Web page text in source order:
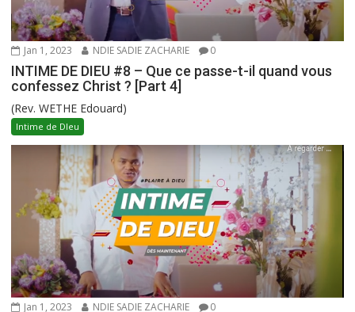
Jan 1, 2023 NDIE SADIE ZACHARIE 0
INTIME DE DIEU #8 – Que ce passe-t-il quand vous
confessez Christ ? [Part 4]
(Rev. WETHE Edouard)
Intime de DIeu
Jan 1, 2023 NDIE SADIE ZACHARIE 0